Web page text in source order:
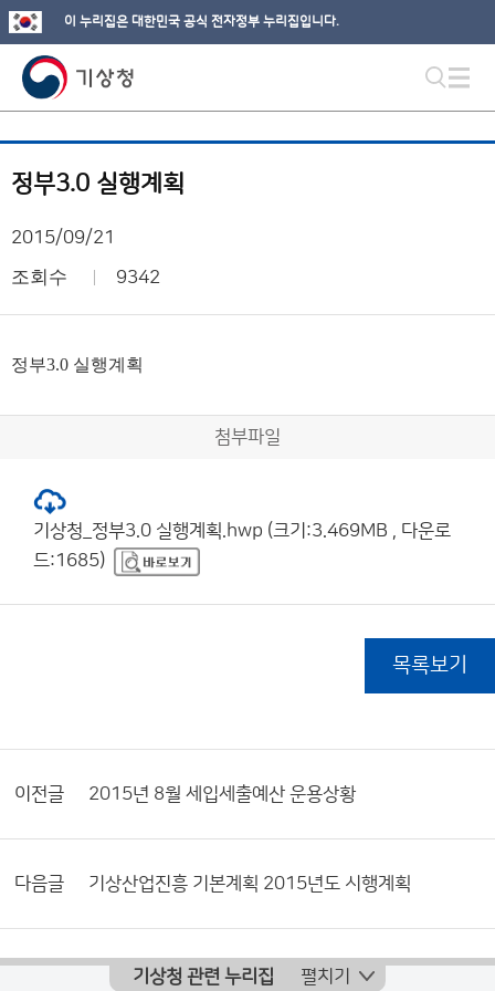
이 누리집은 대한민국 공식 전자정부 누리집입니다.
정부3.0 실행계획
2015/09/21
조회수 9342
정부3.0 실행계획
첨부파일
기상청_정부3.0 실행계획.hwp (크기:3.469MB , 다운로
드:1685)
목록보기
이전글 2015년 8월 세입세출예산 운용상황
다음글 기상산업진흥 기본계획 2015년도 시행계획
기상청 관련 누리집 펼치기